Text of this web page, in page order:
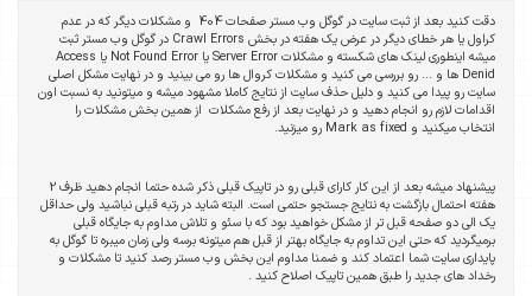
دقت کنید بعد از ثبت سایت در گوگل وب مستر صفحات 404 و مشکلات دیگر که در عدم
کراول یا هر خطای دیگر در عرض یک هفته در بخش Crawl Errors در گوگل وب مستر ثبت
میشه اینطوری لینک های شکسته و مشکلات Server Error یا Not Found Error یا Access
Denid ها و ... رو بررسی می کنید و مشکلات کروال ها رو می بینید و در نهایت مشکل اصلی
سایت رو پیدا می کنید و دلیل حذف سایت از نتایج کاملا مشهود میشه و میتونید به نسبت اون
اقدامات لازم رو انجام دهید و در نهایت بعد از رفع مشکلات از همین بخش مشکلات را
انتخاب میکنید و Mark as fixed رو میزنید.
پیشنهاد میشه بعد از این کار کارای قبلی رو در تاپیک قبلی ذکر شده حتما انجام دهید ظرف 2
هفته احتمال بازگشت به نتایج جستجو حتمی است. البته شاید در رتبه قبلی نباشید ولی حداقل
یک الی دو صفحه قبل تر از مشکل خواهید بود که با سئو و تلاش مداوم به جایگاه قبلی
برمیگردید که حتی این تداوم به جایگاه بهتر از قبل هم میتونه برسه ولی زمان میبره تا گوگل به
پایداری سایت شما اعتماد کند و ضمنا مداوم این بخش وب مستر رصد کنید تا مشکلات و
رخداد های جدید را طبق همین تاپیک اصلاح کنید .